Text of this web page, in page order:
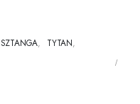
SZTANGA, TYTAN,